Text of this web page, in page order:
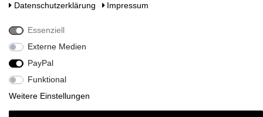
Zahlen Sie bei uns mit Paypal, Visa oder Mastercard. //
Daten­schutz­erklärung
Impressum
Essenziell
Externe Medien
PayPal
Funktional
Weitere Einstellungen